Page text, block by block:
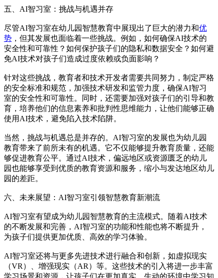
五、AI智习室：挑战与机遇并存
尽管AI智习室在幼儿园智慧教育中展现出了巨大的潜力和优
势 ，但其发展也面临着一些挑战。例如，如何确保AI技术的
安全性和可靠性？如何保护孩子们的隐私和数据安全？如何避
免AI技术对孩子们造成过度依赖或负面影响？
针对这些挑战，教育者和技术开发者需要共同努力，制定严格
的安全标准和规范，加强技术研发和监管力度，确保AI智习
室的安全性和可靠性。同时，还需要加强对孩子们的引导和教
育，培养他们的信息素养和批判性思维能力，让他们能够正确
使用AI技术，避免陷入技术陷阱。
当然，挑战与机遇总是并存的。AI智习室的发展也为幼儿园
教育带来了前所未有的机遇。它不仅能够提升教育质量，还能
够促进教育公平。通过AI技术，偏远地区或资源匮乏的幼儿
园也能够享受到优质的教育资源和服务，缩小与发达地区幼儿
园的差距。
六、未来展望：AI智习室引领智慧教育新潮流
AI智习室有望成为幼儿园智慧教育的主流模式。随着AI技术
的不断发展和完善，AI智习室的功能和性能也将不断提升，
为孩子们提供更加优质、高效的学习体验。
AI智习室还将与更多先进技术进行融合和创新，如虚拟现实
（VR）、增强现实（AR）等。这些技术的引入将进一步丰富